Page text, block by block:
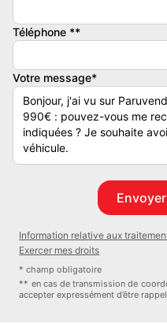
Téléphone **
Votre message*
Information relative aux
Exercer mes droits
* champ obligatoire
** en cas de transmission de
accepter expressément d’être